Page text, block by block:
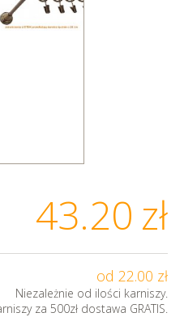
43.20 zł
od 22.00 zł
Niezależnie od ilości karniszy.
za 500zł dostawa GRATIS.